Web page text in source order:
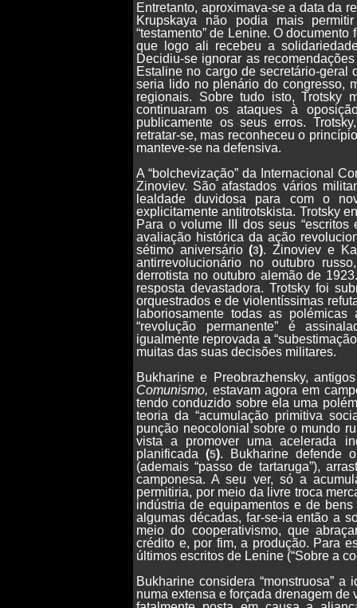
Entretanto, aproximava-se a data da
Krupskaya não podia mais
“testamento” de Lenine. O
que logo ali recebeu a
Decidiu-se ignorar as
Estaline no cargo de secretário-
seria lido no plenário do congresso,
regionais. Sobre tudo isto, Trotsky
continuaram os ataques à
publicamente os seus erros.
retratar-se, mas reconheceu o
manteve-se na defensiva.
A “bolchevização” da Internacional
Zinoviev. São afastados vários
lealdade duvidosa para com o
explicitamente antitrotskista. Trotsky
Para o volume III dos seus
avaliação histórica da ação
sétimo aniversário(3). Zinoviev e
antirrevolucionário no outubro
derrotista no outubro alemão de
resposta devastadora. Trotsky foi
orquestrados e de violentíssimas
laboriosamente todas as
“revolução permanente” é
igualmente reprovada a
muitas das suas decisões militares.
Bukharine e Preobrazhensky,
Comunismo, estavam agora em
tendo conduzido sobre ela uma
teoria da “acumulação primitiva
punção neocolonial sobre o mundo
vista a promover uma acelerada
planificada (5). Bukharine defende
(ademais “passo de tartaruga”),
camponesa. A seu ver, só a
permitiria, por meio da livre troca
indústria de equipamentos e de
algumas décadas, far-se-ia então a
meio do cooperativismo, que
crédito e, por fim, a produção. Para
últimos escritos de Lenine (“Sobre a
Bukharine considera “monstruosa”
numa extensa e forçada drenagem